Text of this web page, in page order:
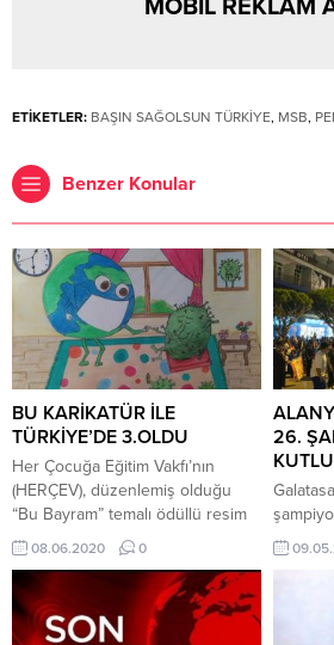
MOBİL REKLAM
ETİKETLER: BAŞIN SAĞOLSUN TÜRKİYE, MSB,
Benzer Konular
BU KARİKATÜR İLE
TÜRKİYE’DE 3.OLDU
Her Çocuğa Eğitim Vakfı’nın
(HERÇEV), düzenlemiş olduğu
“Bu Bayram” temalı ödüllü resim
ve karikatür yarışmasında Alanya
Bilim ve Sanat Merkezi öğrencisi
Yusuf Taha UÇAR hazırladığı
karikatür ile 993 eser arasından
Türkiye 3.sü oldu. Mlli Eğitim
08.06.2020 0
26.
ardından
2’lik